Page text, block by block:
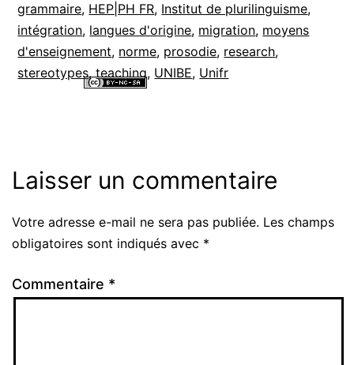
grammaire, HEP|PH FR, Institut de plurilinguisme,
intégration, langues d'origine, migration, moyens
d'enseignement, norme, prosodie, research,
stereotypes,teaching, UNIBE, Unifr
Laisser un commentaire
Votre adresse e-mail ne sera pas publiée. Les champs
obligatoires sont indiqués avec *
Commentaire *
Alternative: